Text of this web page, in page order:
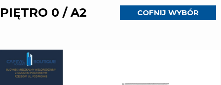
PIĘTRO 0 / A2 COFNIJ WYBÓR